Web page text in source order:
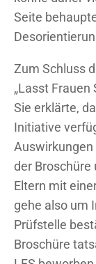
Seite
Zum Schluss
„Lasst
Sie erklärte,
Initiative
der Broschüre
Eltern mit
gehe also um
Prüfstelle
Broschüre